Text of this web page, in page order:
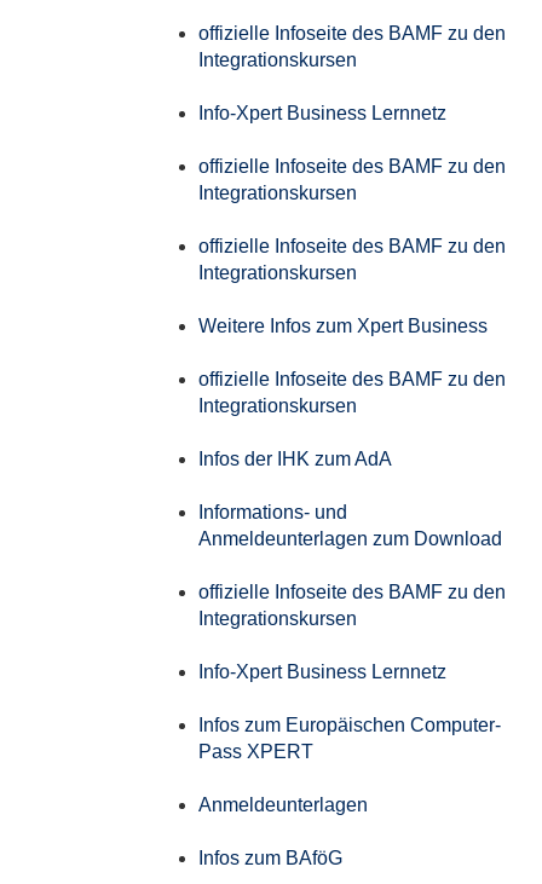
offizielle Infoseite des BAMF zu den
Integrationskursen
Info-Xpert Business Lernnetz
offizielle Infoseite des BAMF zu den
Integrationskursen
offizielle Infoseite des BAMF zu den
Integrationskursen
Weitere Infos zum Xpert Business
offizielle Infoseite des BAMF zu den
Integrationskursen
Infos der IHK zum AdA
Informations- und
Anmeldeunterlagen zum Download
offizielle Infoseite des BAMF zu den
Integrationskursen
Info-Xpert Business Lernnetz
Infos zum Europäischen Computer-
Pass XPERT
Anmeldeunterlagen
Infos zum BAföG